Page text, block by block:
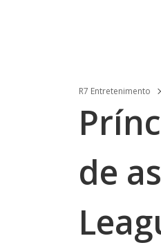
R7 Entretenimento
de